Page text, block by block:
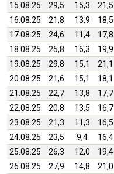
15.08.25
29,5 15,3 21,5
16.08.25
21,8 13,9 18,5
17.08.25
24,6 11,4 17,8
18.08.25
25,8 16,3 19,9
19.08.25
29,8 15,1 21,1
20.08.25
21,6 15,1 18,1
21.08.25
22,7 13,8 17,7
22.08.25
20,8 13,5 16,7
23.08.25
21,3 11,3 16,5
24.08.25
23,5 9,4 16,4
25.08.25
26,3 12,0 19,4
26.08.25
27,9 14,8 21,0